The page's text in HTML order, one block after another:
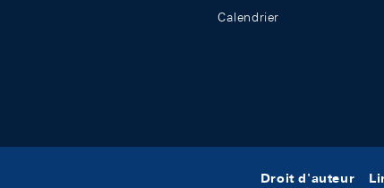
Calendrier
Droit d'auteur